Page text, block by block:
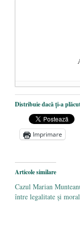
De ce
unitățile
Anarhia
2 iunie 2020
are prea
mai 2020
Distribuie dacă ți-a
Imprimare
Articole similare
Cazul Marian
între legalitate și